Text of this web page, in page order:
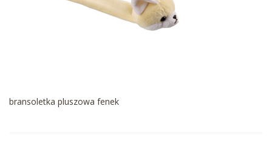
bransoletka pluszowa fenek